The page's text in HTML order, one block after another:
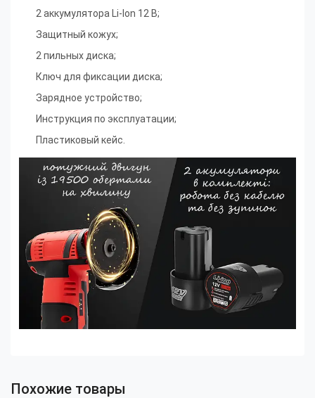
2 аккумулятора Li-Ion 12 В;
Защитный кожух;
2 пильных диска;
Ключ для фиксации диска;
Зарядное устройство;
Инструкция по эксплуатации;
Пластиковый кейс.
Похожие товары